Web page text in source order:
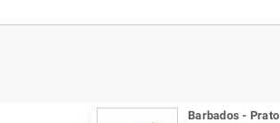
Barbados -